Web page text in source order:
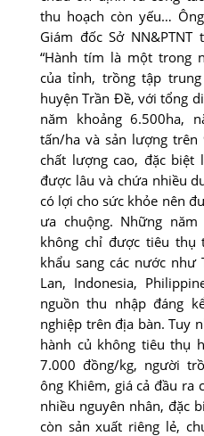
thu hoạch còn yếu…
Giám đốc Sở NN&PTNT
“Hành tím là một trong
của tỉnh, trồng tập
huyện Trần Ðề, với tổng
năm khoảng 6.500ha,
tấn/ha và sản lượng
chất lượng cao, đặc biệt
được lâu và chứa nhiều
có lợi cho sức khỏe nên
ưa chuộng. Những
không chỉ được tiêu thụ
khẩu sang các nước như
Lan, Indonesia,
nguồn thu nhập đáng
nghiệp trên địa bàn. Tuy
hành củ không tiêu thụ
7.000 đồng/kg, người
ông Khiêm, giá cả đầu ra
nhiều nguyên nhân, đặc
còn sản xuất riêng lẻ,